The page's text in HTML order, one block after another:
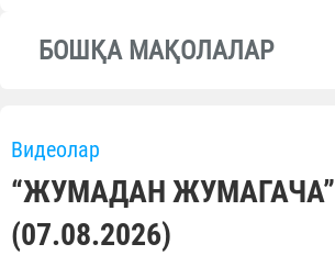
БОШҚА МАҚОЛАЛАР
Видеолар
“ЖУМАДАН ЖУМАГАЧА”
(07.08.2026)